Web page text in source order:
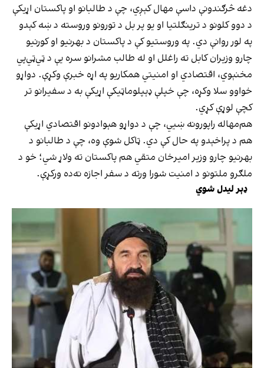
دغه څرګندونې داسې مهال کېږي، چې د طالبانو او پاکستان اړیکې
د دوو کلونو د ترینګلتیا او یو پر بل د تورونو وروسته د ښه کېدو
په لور روانې دي. په وروستیو کې د پاکستان د بهرنیو او کورنیو
چارو وزیران کابل ته راغلل او له طالب مشرانو سره یې د ټي‌ټي‌پي
مخنېوي، اقتصادي او امنیتي همکاریو په اړه خبرې وکړې. دواړو
خواوو سلا وکړه، چې خپلې ډېپلوماټیکې اړیکې به د سفیرانو تر
کچې لوړې کړي.
هم‌مهاله راپورونه ښيي، چې د دواړو هېوادونو اقتصادي اړیکې
هم د پراخېدو په حال کې دي. ټاکل شوې وه، چې د طالبانو د
بهرنیو چارو وزیر امیرخان متقي هم پاکستان ته ولاړ شي؛ خو د
ملګرو ملتونو د امنیت شورا ورته د سفر اجازه نه‌ده ورکړې.
ډېر لیدل شوي